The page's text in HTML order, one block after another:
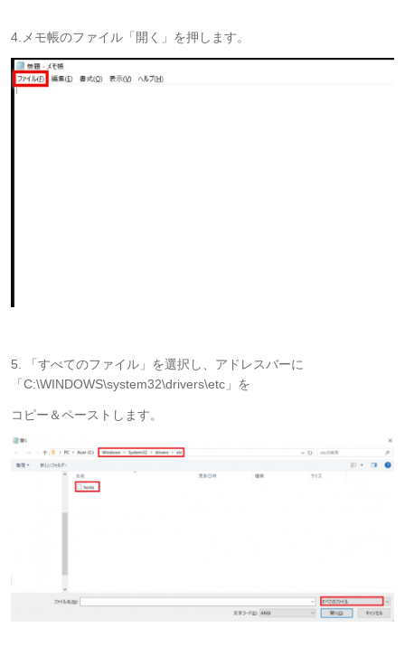
4.メモ帳のファイル「開く」を押します。
5. 「すべてのファイル」を選択し、アドレスバーに
「C:\WINDOWS\system32\drivers\etc」を
コピー＆ペーストします。